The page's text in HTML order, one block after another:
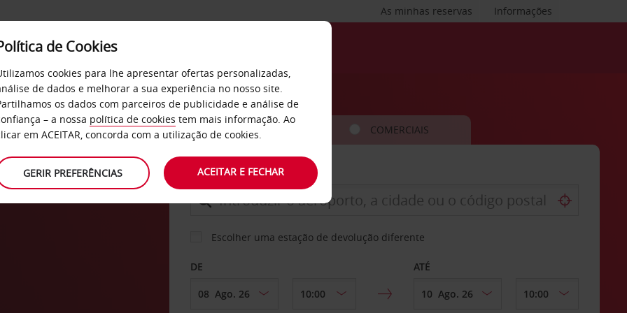
Informações
As minhas reservas
SERVIÇOS EMPRESAS
CARRO COMERCIAIS
LEVANTAR EM
Escolher uma estação de devolução diferente
DE ATÉ
de Cookies
cookies para lhe apresentar ofertas personalizadas,
de dados e melhorar a sua experiência no nosso site.
os dados com parceiros de publicidade e análise de
– a nossa política de cookies tem mais informação. Ao
em ACEITAR, concorda com a utilização de cookies.
GERIR PREFERÊNCIAS ACEITAR E FECHAR